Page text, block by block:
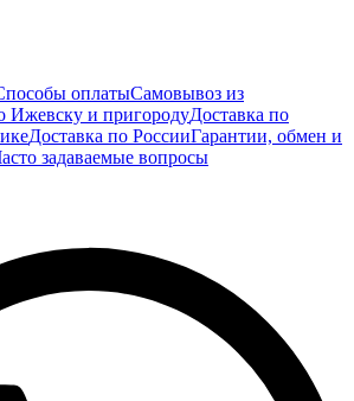
оплатыСамовывоз из
Ижевску и пригородуДоставка по
Доставка по РоссииГарантии, обмен и
задаваемые вопросы